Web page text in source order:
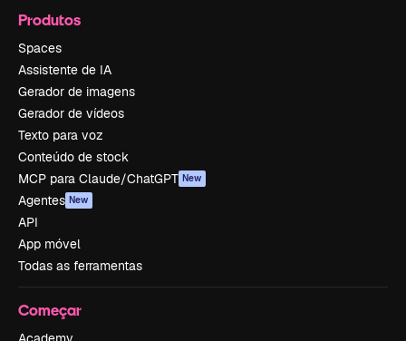
Produtos
Spaces
Assistente de IA
Gerador de imagens
Gerador de vídeos
Texto para voz
Conteúdo de stock
MCP para Claude/ChatGPT New
Agentes New
API
App móvel
Todas as ferramentas
Começar